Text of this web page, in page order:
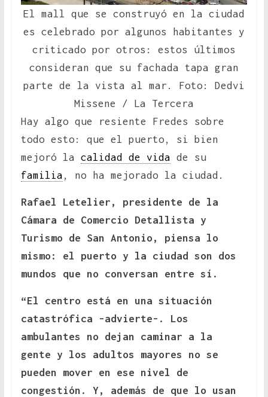
El mall que se construyó en la ciudad
es celebrado por algunos habitantes y
criticado por otros: estos últimos
consideran que su fachada tapa gran
parte de la vista al mar. Foto: Dedvi
Missene / La Tercera
Hay algo que resiente Fredes sobre
todo esto: que el puerto, si bien
mejoró la calidad de vida de su
familia , no ha mejorado la ciudad.
Rafael Letelier, presidente de la
Cámara de Comercio Detallista y
Turismo de San Antonio, piensa lo
mismo: el puerto y la ciudad son dos
mundos que no conversan entre sí.
“El centro está en una situación
catastrófica -advierte-. Los
ambulantes no dejan caminar a la
gente y los adultos mayores no se
pueden mover en ese nivel de
congestión. Y, además de que lo usan